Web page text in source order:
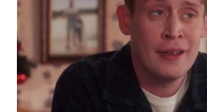
WAHANANEWS
CO ID
WAHANANEWS
NET